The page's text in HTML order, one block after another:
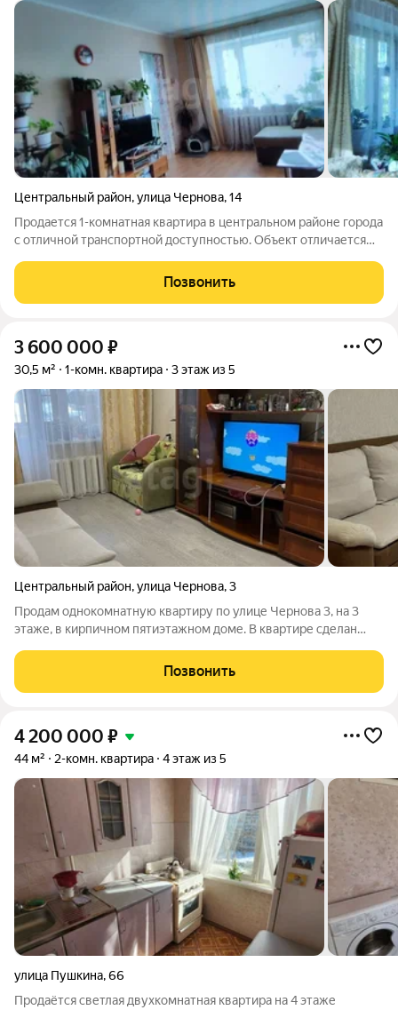
Центральный район,улица Чернова,14
Продается 1-комнатная квартира в центральном районе города
с отличной транспортной доступностью. Объект отличается
функциональной кухней-гостиной, что создает комфортное
личное пространство для одного
Позвонить
3 600 000 ₽
30,5 м² 1-комн. квартира 3 этаж из 5
Центральный район,улица Чернова,3
Продам однокомнатную квартиру по улице Чернова 3, на 3
этаже, в кирпичном пятиэтажном доме. В квартире сделан
потолки, санузел совмещён. Есть балкон. Вся мебель и
бытовая техника остаются в
Позвонить
4 200 000 ₽
44 м² 2-комн. квартира 4 этаж из 5
улица Пушкина,66
Продаётся светлая двухкомнатная квартира на 4 этаже